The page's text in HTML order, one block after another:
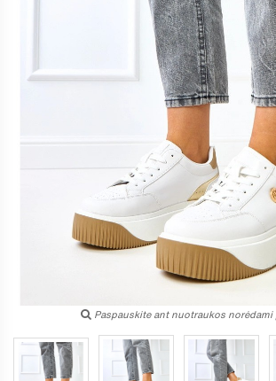
Paspauskite ant nuotraukos